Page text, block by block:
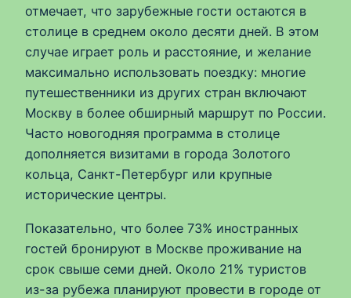
отмечает, что зарубежные гости остаются в
столице в среднем около десяти дней. В этом
случае играет роль и расстояние, и желание
максимально использовать поездку: многие
путешественники из других стран включают
Москву в более обширный маршрут по России.
Часто новогодняя программа в столице
дополняется визитами в города Золотого
кольца, Санкт-Петербург или крупные
исторические центры.
Показательно, что более 73% иностранных
гостей бронируют в Москве проживание на
срок свыше семи дней. Около 21% туристов
из-за рубежа планируют провести в городе от